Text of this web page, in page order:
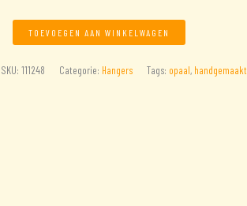
Hanger
Slang
met
TOEVOEGEN AAN WINKELWAGEN
SKU: 111248 Categorie: Hangers Tags: opaal, handgemaakt